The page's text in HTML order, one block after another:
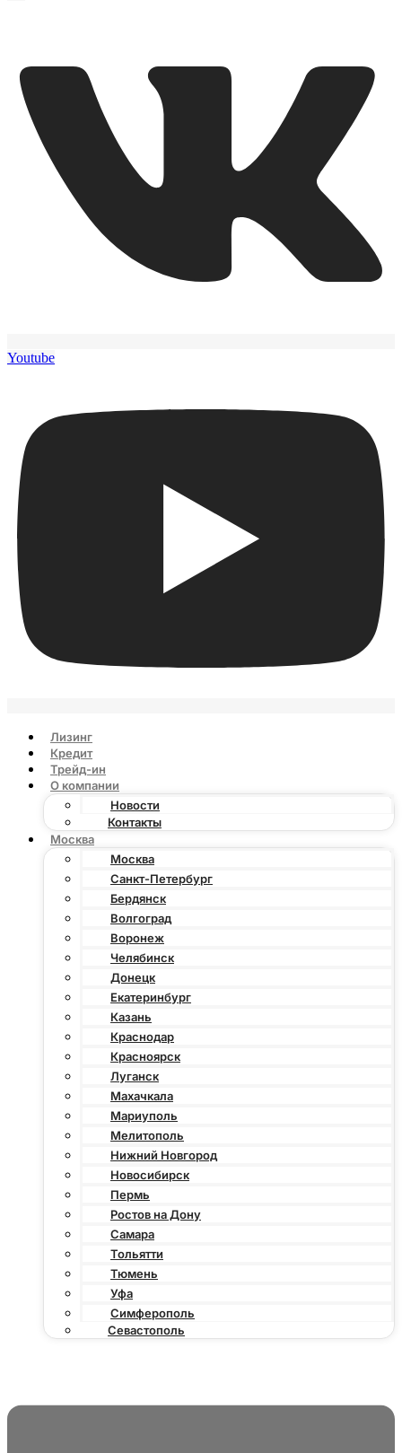
Youtube
Лизинг
Кредит
Трейд-ин
О компании
Новости
Контакты
Москва
Москва
Санкт-Петербург
Бердянск
Волгоград
Воронеж
Челябинск
Донецк
Екатеринбург
Казань
Краснодар
Красноярск
Луганск
Махачкала
Мариуполь
Мелитополь
Нижний Новгород
Новосибирск
Пермь
Ростов на Дону
Самара
Тольятти
Тюмень
Уфа
Симферополь
Севастополь